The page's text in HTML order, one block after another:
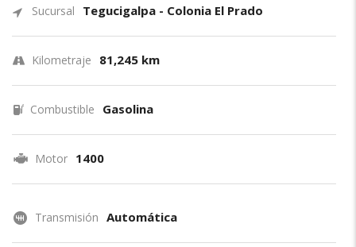
Sucursal Tegucigalpa - Colonia El Prado
Kilometraje 81,245 km
Combustible Gasolina
Motor 1400
Transmisión Automática